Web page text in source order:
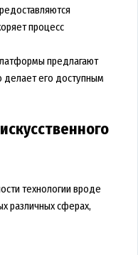
процесс
предлагают
делает его доступным
технологии вроде
различных сферах,